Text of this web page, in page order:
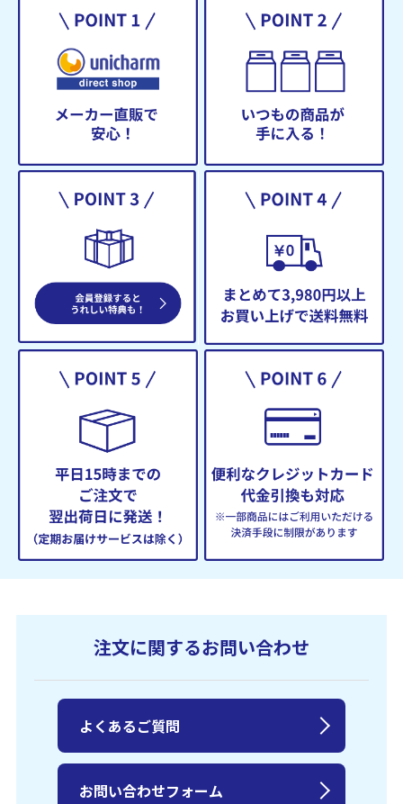
注文に関するお問い合わせ
よくあるご質問
お問い合わせフォーム